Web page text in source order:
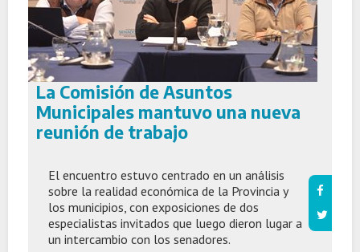
La Comisión de Asuntos
Municipales mantuvo una nueva
reunión de trabajo
El encuentro estuvo centrado en un análisis
sobre la realidad económica de la Provincia y
los municipios, con exposiciones de dos
especialistas invitados que luego dieron lugar a
un intercambio con los senadores.